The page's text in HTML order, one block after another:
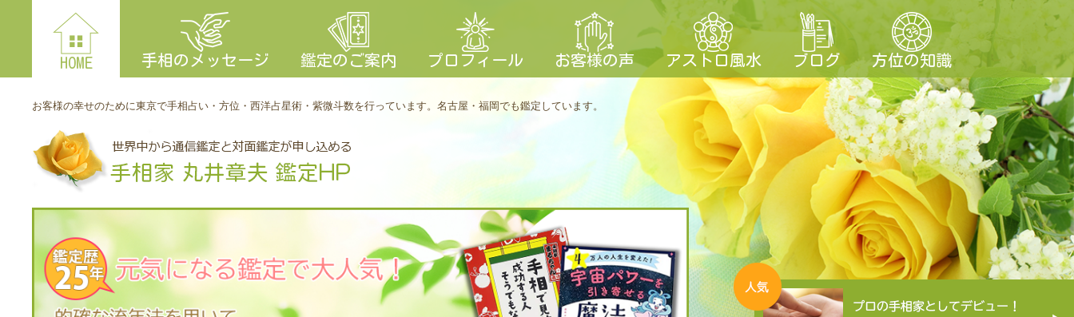
HOME 手相のメッセージ 鑑定のご案内 プロフィール お客様の声 アストロ風水 ブログ 方位の知識
お客様の幸せのために東京で手相占い・方位・西洋占星術・紫微斗数を行っています。名古屋・福岡でも鑑定しています。